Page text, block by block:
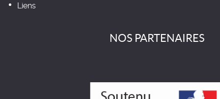
Liens
NOS PARTENAIRES